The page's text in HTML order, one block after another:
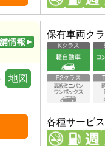
地図
保有車両ク
各種サービス